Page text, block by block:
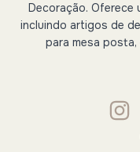
Decoração. Oferece
incluindo artigos de
para mesa